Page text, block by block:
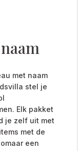
met naam
stel je
Elk pakket
je zelf uit met
met de
een